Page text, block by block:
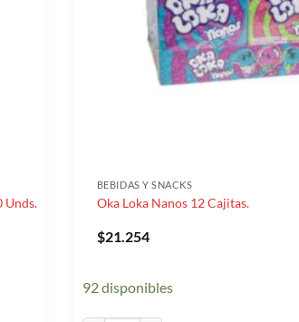
Unds.
BEBIDAS Y SNACKS
Oka Loka Nanos 12 Cajitas.
$21.254
92 disponibles